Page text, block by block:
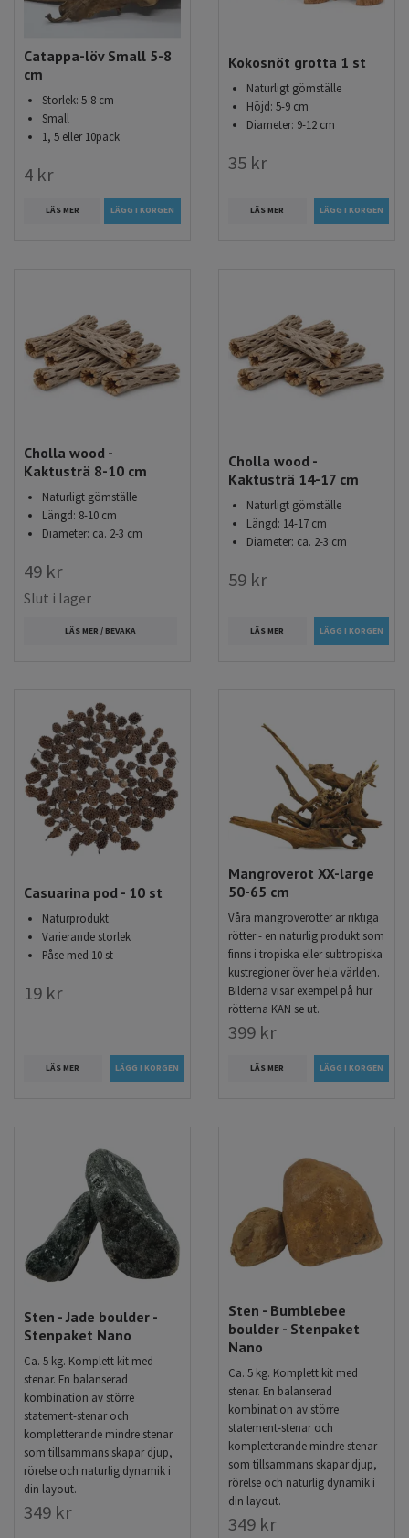
Catappa-löv Small 5-8
cm
Storlek: 5-8 cm
Small
1, 5 eller 10pack
4 kr
LÄS MER LÄGG I KORGEN
Kokosnöt grotta 1 st
Naturligt gömställe
Höjd: 5-9 cm
Diameter: 9-12 cm
35 kr
LÄS MER
Cholla wood -
Kaktusträ 8-10 cm
Naturligt gömställe
Längd: 8-10 cm
Diameter: ca. 2-3 cm
49 kr
Slut i lager
LÄS MER / BEVAKA
Cholla wood -
Kaktusträ 14-17 cm
Naturligt gömställe
Längd: 14-17 cm
Diameter: ca. 2-3 cm
59 kr
LÄS MER
Casuarina pod - 10 st
Naturprodukt
Varierande storlek
Påse med 10 st
19 kr
LÄS MER
Mangroverot XX-large
50-65 cm
Våra mangroverötter är riktiga
rötter - en naturlig produkt som
finns i tropiska eller subtropiska
kustregioner över hela världen.
Bilderna visar exempel på hur
rötterna KAN se ut.
399 kr
LÄS MER
Sten - Jade boulder -
Stenpaket Nano
Ca. 5 kg. Komplett kit med
stenar. En balanserad
kombination av större
statement-stenar och
kompletterande mindre stenar
som tillsammans skapar djup,
rörelse och naturlig dynamik i
din layout.
349 kr
Sten - Bumblebee
boulder - Stenpaket
Nano
Ca. 5 kg. Komplett kit med
stenar. En balanserad
kombination av större
statement-stenar och
kompletterande mindre stenar
som tillsammans skapar djup,
rörelse och naturlig dynamik i
din layout.
349 kr